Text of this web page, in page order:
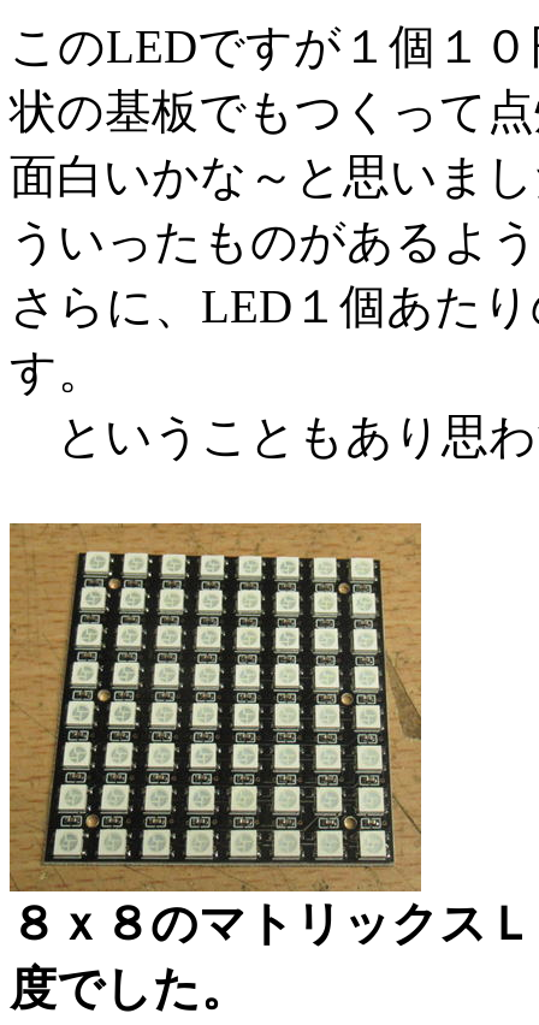
このLEDですが１個１
状の基板でもつくって
面白いかな～と思いま
ういったものがあるよ
さらに、LED１個あた
す。
ということもあり思
８ｘ８のマトリックス
度でした。